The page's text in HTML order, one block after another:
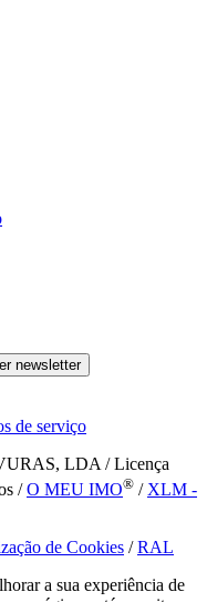
newsletter
de serviço
LDA / Licença
/O MEU IMO® / XLM -
de Cookies /RAL
a sua experiência de